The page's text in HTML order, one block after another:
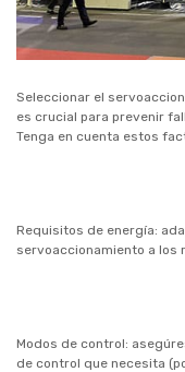
Seleccionar el
es crucial para prevenir
Tenga en cuenta estos
Requisitos de energía:
servoaccionamiento a los
Modos de control:
de control que necesita